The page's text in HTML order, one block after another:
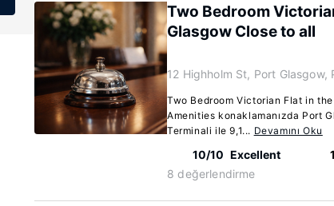
Two Bedroom
Glasgow Close to all
12 Highholm St, Port Glasgow,
Two Bedroom Victorian Flat in
Amenities konaklamanızda Port
Terminali ile 9,1... Devamını Oku
10/10 Excellent
8 değerlendirme